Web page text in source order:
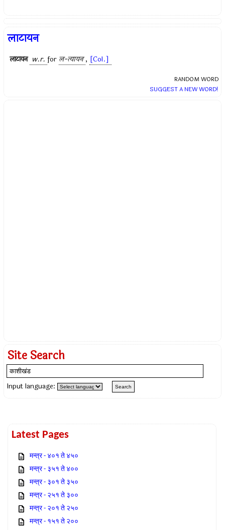
लाटायन
लाटायन w.r. for ल-त्यायन , [Col.]
RANDOM WORD
SUGGEST A NEW WORD!
Site Search
Input language:
Latest Pages
मन्त्र - ४०१ ते ४५०
मन्त्र - ३५१ ते ४००
मन्त्र - ३०१ ते ३५०
मन्त्र - २५१ ते ३००
मन्त्र - २०१ ते २५०
मन्त्र - १५१ ते २००